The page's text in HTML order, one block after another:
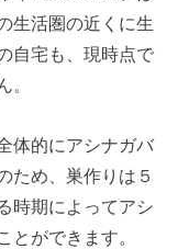
生活圏の近くに生
自宅も、現時点で
。
体的にアシナガバ
ため、巣作りは５
時期によってアシ
とができます。